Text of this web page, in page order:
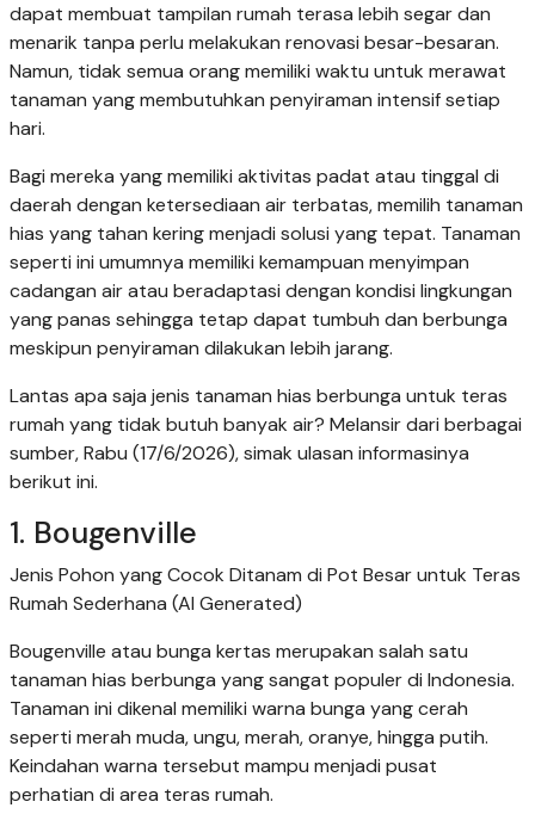
dapat membuat tampilan rumah terasa lebih segar dan
menarik tanpa perlu melakukan renovasi besar-besaran.
Namun, tidak semua orang memiliki waktu untuk merawat
tanaman yang membutuhkan penyiraman intensif setiap
hari.
Bagi mereka yang memiliki aktivitas padat atau tinggal di
daerah dengan ketersediaan air terbatas, memilih tanaman
hias yang tahan kering menjadi solusi yang tepat. Tanaman
seperti ini umumnya memiliki kemampuan menyimpan
cadangan air atau beradaptasi dengan kondisi lingkungan
yang panas sehingga tetap dapat tumbuh dan berbunga
meskipun penyiraman dilakukan lebih jarang.
Lantas apa saja jenis tanaman hias berbunga untuk teras
rumah yang tidak butuh banyak air? Melansir dari berbagai
sumber, Rabu (17/6/2026), simak ulasan informasinya
berikut ini.
1. Bougenville
Jenis Pohon yang Cocok Ditanam di Pot Besar untuk Teras
Rumah Sederhana (AI Generated)
Bougenville atau bunga kertas merupakan salah satu
tanaman hias berbunga yang sangat populer di Indonesia.
Tanaman ini dikenal memiliki warna bunga yang cerah
seperti merah muda, ungu, merah, oranye, hingga putih.
Keindahan warna tersebut mampu menjadi pusat
perhatian di area teras rumah.